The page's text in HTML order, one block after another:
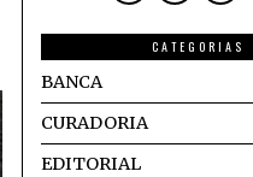
CATEGORIAS
BANCA
CURADORIA
EDITORIAL